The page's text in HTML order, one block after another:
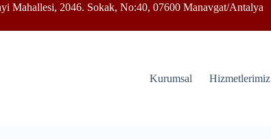
2046. Sokak, No:40, 07600 Manavgat/Antalya
Kurumsal Hizmetlerimiz